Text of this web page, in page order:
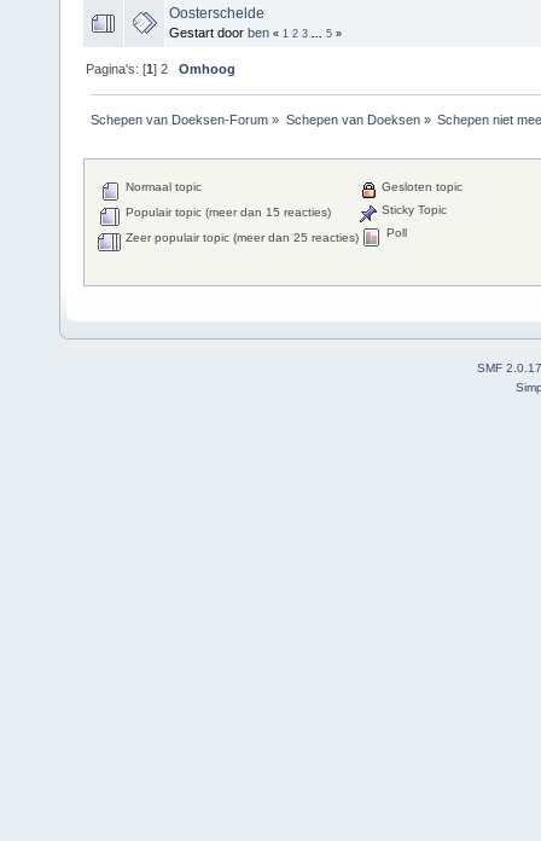
Oosterschelde
Gestart door ben « 1 2 3 5 »
Pagina's: [1]2 Omhoog
Schepen van Doeksen-Forum » Schepen van Doeksen» Schepen niet
Normaal topic
Populair topic (meer dan 15 reacties)
Zeer populair topic (meer dan 25 reacties)
Gesloten topic
Sticky Topic
Poll
SMF 2.0.17